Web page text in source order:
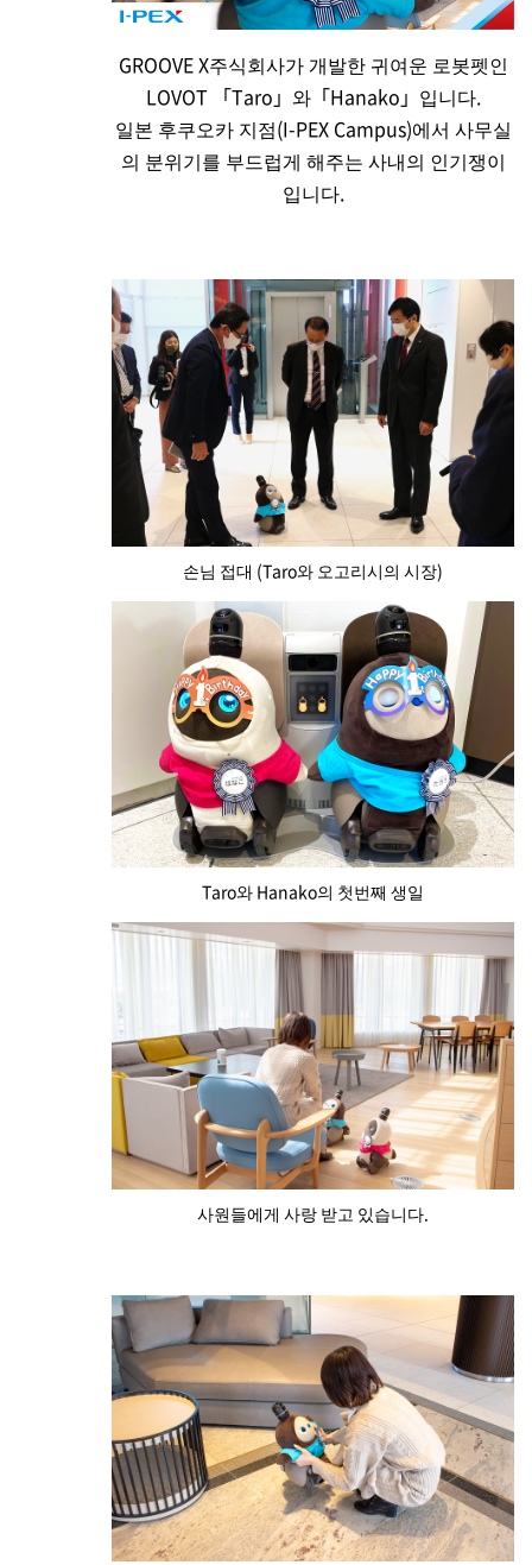
GROOVE X주식회사가 개발한 귀여운 로봇펫인
LOVOT 「Taro」와「Hanako」입니다.
일본 후쿠오카 지점(I-PEXCampus)에서 사무실
의 분위기를 부드럽게 해주는 사내의 인기쟁이
입니다.
손님 접대 (Taro와 오고리시의 시장)
Taro와 Hanako의 첫번째 생일
사원들에게 사랑 받고 있습니다.